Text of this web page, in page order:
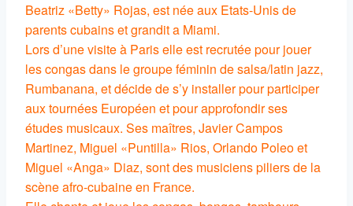
Beatriz «Betty» Rojas, est née aux Etats-Unis de
parents cubains et grandit a Miami.
Lors d’une visite à Paris elle est recrutée pour jouer
les congas dans le groupe féminin de salsa/latin jazz,
Rumbanana, et décide de s’y installer pour participer
aux tournées Européen et pour approfondir ses
études musicaux. Ses maîtres, Javier Campos
Martinez, Miguel «Puntilla» Rios, Orlando Poleo et
Miguel «Anga» Diaz, sont des musiciens piliers de la
scène afro-cubaine en France.